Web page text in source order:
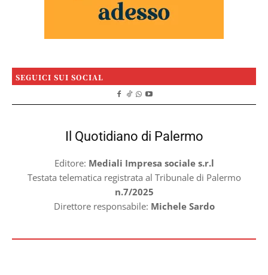
SEGUICI SUI SOCIAL
Il Quotidiano di Palermo
Editore: Mediali Impresa sociale s.r.l
Testata telematica registrata al Tribunale di Palermo
n.7/2025
Direttore responsabile: Michele Sardo